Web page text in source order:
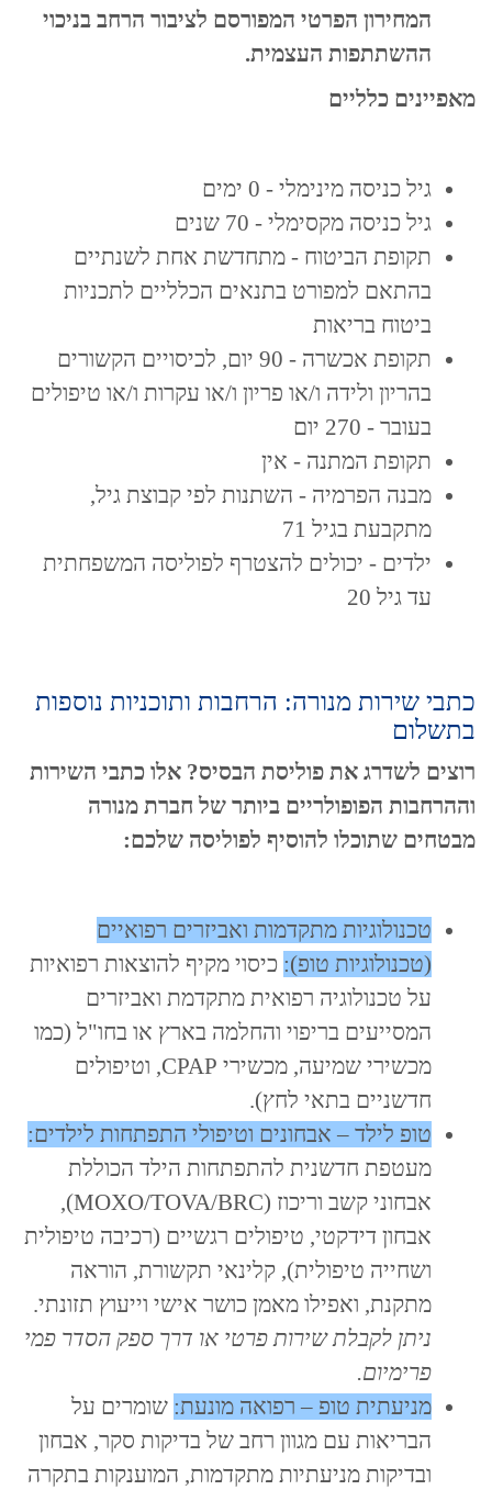
המחירון הפרטי המפורסם לציבור הרחב בניכוי
ההשתתפות העצמית.
מאפיינים כלליים
גיל כניסה מינימלי - 0 ימים
גיל כניסה מקסימלי - 70 שנים
תקופת הביטוח - מתחדשת אחת לשנתיים
בהתאם למפורט בתנאים הכלליים לתכניות
ביטוח בריאות
תקופת אכשרה - 90 יום, לכיסויים הקשורים
בהריון ולידה ו/או פריון ו/או עקרות ו/או טיפולים
בעובר - 270 יום
תקופת המתנה - אין
מבנה הפרמיה - השתנות לפי קבוצת גיל,
מתקבעת בגיל 71
ילדים - יכולים להצטרף לפוליסה המשפחתית
עד גיל 20
כתבי שירות מנורה: הרחבות ותוכניות נוספות
בתשלום
רוצים לשדרג את פוליסת הבסיס? אלו כתבי השירות
וההרחבות הפופולריים ביותר של חברת מנורה
מבטחים שתוכלו להוסיף לפוליסה שלכם:
טכנולוגיות מתקדמות ואביזרים רפואיים
(טכנולוגיות טופ): כיסוי מקיף להוצאות רפואיות
על טכנולוגיה רפואית מתקדמת ואביזרים
המסייעים בריפוי והחלמה בארץ או בחו"ל (כמו
מכשירי שמיעה, מכשירי CPAP, וטיפולים
חדשניים בתאי לחץ).
טופ לילד – אבחונים וטיפולי התפתחות לילדים:
מעטפת חדשנית להתפתחות הילד הכוללת
אבחוני קשב וריכוז (MOXO/TOVA/BRC),
אבחון דידקטי, טיפולים רגשיים (רכיבה טיפולית
ושחייה טיפולית), קלינאי תקשורת, הוראה
מתקנת, ואפילו מאמן כושר אישי וייעוץ תזונתי.
ניתן לקבלת שירות פרטי או דרך ספק הסדר פמי
פרימיום.
מניעתית טופ – רפואה מונעת: שומרים על
הבריאות עם מגוון רחב של בדיקות סקר, אבחון
ובדיקות מניעתיות מתקדמות, המוענקות בתקרה